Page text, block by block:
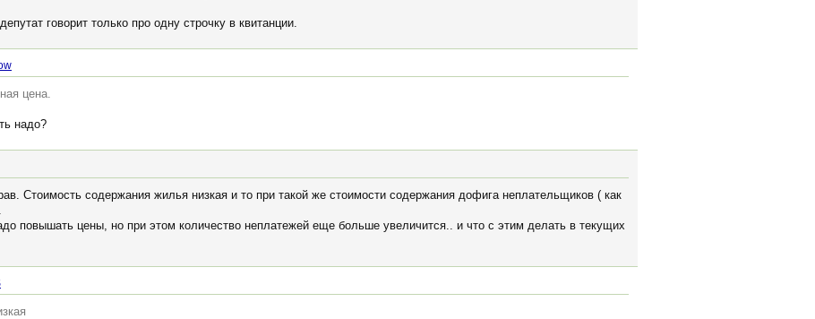
говорит только про одну строчку в квитанции.
цена.
надо?
Стоимость содержания жилья низкая и то при такой же стоимости содержания дофига неплательщиков ( как
повышать цены, но при этом количество неплатежей еще больше увеличится.. и что с этим делать в текущих